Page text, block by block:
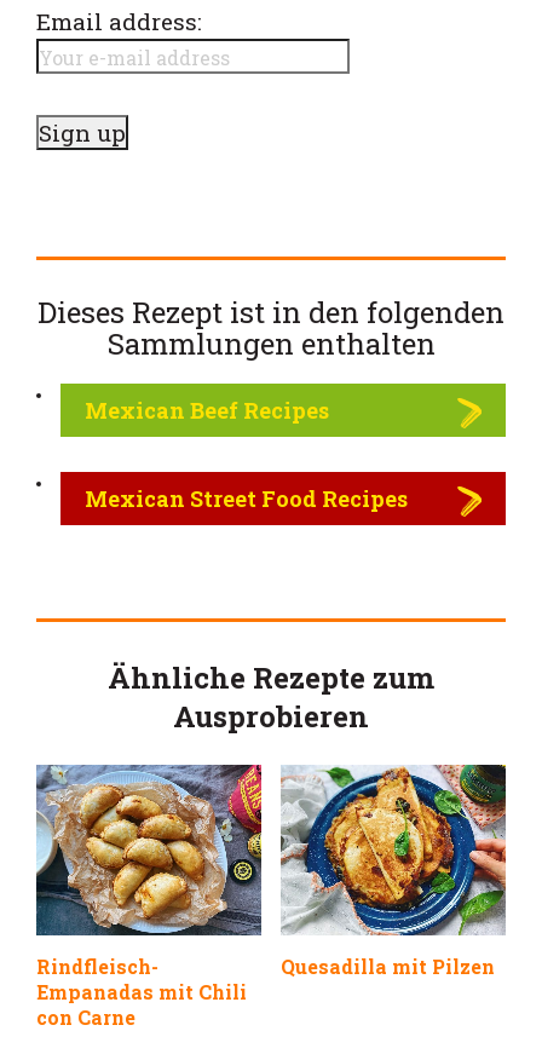
Email address:
Dieses Rezept ist in den folgenden
Sammlungen enthalten
Mexican Beef Recipes
Mexican Street Food Recipes
Ähnliche Rezepte zum
Ausprobieren
Rindfleisch-
Empanadas mit Chili
con Carne
Quesadilla mit Pilzen